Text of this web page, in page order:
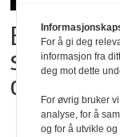
salget: –
over
For å gi deg
informasjon fra
deg mot dette
For øvrig bruker
analyse, for å
og for å utvikle